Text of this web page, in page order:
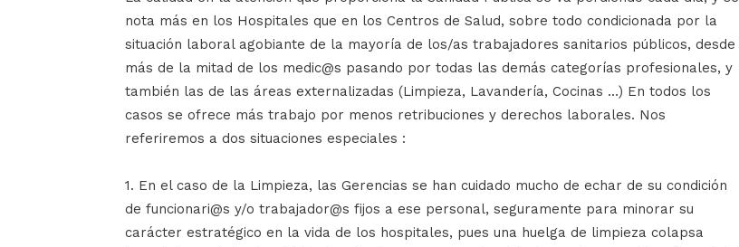
nota más en los Hospitales que en los Centros de Salud, sobre todo condicionada por la
situación laboral agobiante de la mayoría de los/as trabajadores sanitarios públicos, desde
más de la mitad de los medic@s pasando por todas las demás categorías profesionales, y
también las de las áreas externalizadas (Limpieza, Lavandería, Cocinas …) En todos los
casos se ofrece más trabajo por menos retribuciones y derechos laborales. Nos
referiremos a dos situaciones especiales :
1. En el caso de la Limpieza, las Gerencias se han cuidado mucho de echar de su condición
de funcionari@s y/o trabajador@s fijos a ese personal, seguramente para minorar su
carácter estratégico en la vida de los hospitales, pues una huelga de limpieza colapsa